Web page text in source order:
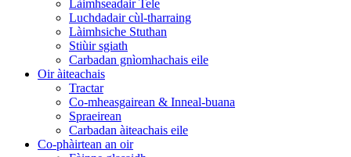
Làimhseadair Tele
Luchdadair cùl-tharraing
Làimhsiche Stuthan
Stiùir sgiath
Carbadan gnìomhachais eile
Oir àiteachais
Tractar
Co-mheasgairean & Inneal-buana
Spraeirean
Carbadan àiteachais eile
Co-phàirtean an oir